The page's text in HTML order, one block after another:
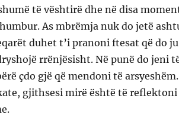
të vështirë dhe në disa
As mbrëmja nuk do jetë
duhet t’i pranoni ftesat që do
rrënjësisht. Në punë do jeni
çdo gjë që mendoni të
gjithsesi mirë është të reflektoni